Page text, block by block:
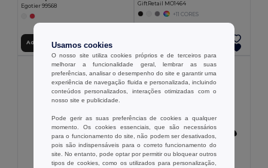
Egotier 99568
Adicionar ao Carrinho
GiftRetail MO1464
+11 CORES
Usamos cookies
O nosso site utiliza cookies próprios e de terceiros para
melhorar a funcionalidade geral, lembrar as suas
preferências, analisar o desempenho do site e garantir uma
experiência de navegação fluida e personalizada, incluindo
conteúdos personalizados, interações otimizadas com o
nosso site e publicidade.
Pode gerir as suas preferências de cookies a qualquer
momento. Os cookies essenciais, que são necessários
para o funcionamento do site, não podem ser desativados,
pois são indispensáveis para o correto funcionamento do
site. No entanto, pode optar por permitir ou bloquear outros
tipos de cookies, como os utilizados para personalização,